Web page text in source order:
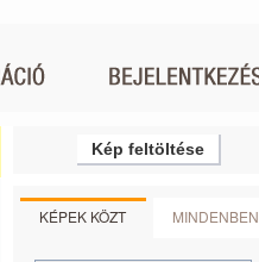
Kép feltöltése
KÉPEK KÖZT MINDENBEN